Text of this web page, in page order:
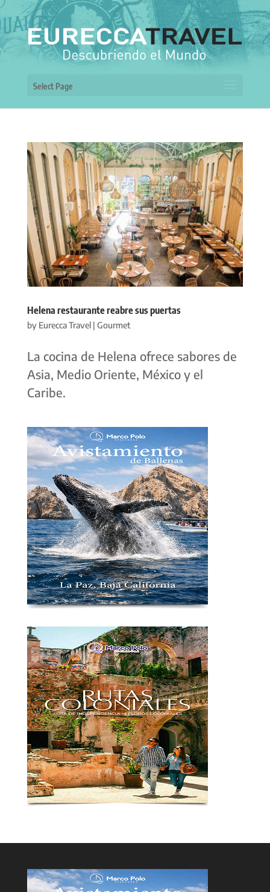
Select Page
Helena restaurante reabre sus puertas
by Eurecca Travel| Gourmet
La cocina de Helena ofrece sabores de
Asia, Medio Oriente, México y el
Caribe.